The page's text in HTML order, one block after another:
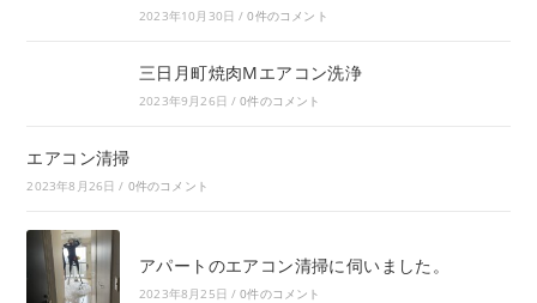
2023年10月30日 / 0件のコメント
三日月町焼肉Mエアコン洗浄
2023年9月26日 / 0件のコメント
エアコン清掃
2023年8月26日 / 0件のコメント
アパートのエアコン清掃に伺いました。
2023年8月25日 / 0件のコメント